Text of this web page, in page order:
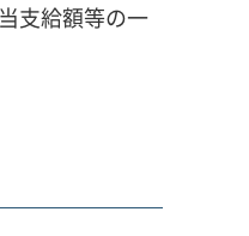
支給額等の一